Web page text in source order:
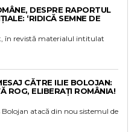
DESPRE RAPORTUL
‘RIDICĂ SEMNE DE
în revistă materialul intitulat
CĂTRE ILIE BOLOJAN:
ROG, ELIBERAȚI ROMÂNIA!
atacă din nou sistemul de